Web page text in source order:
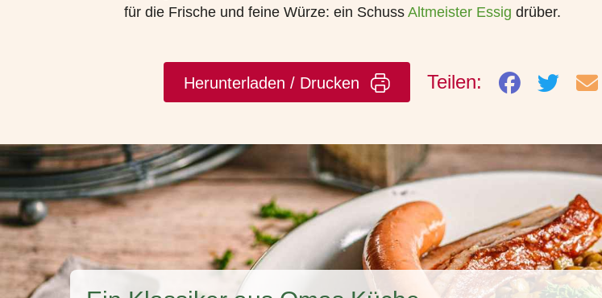
für die Frische und feine Würze: ein Schuss Altmeister Essig drüber.
Herunterladen / Drucken Teilen: